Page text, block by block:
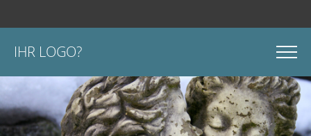
IHR LOGO?